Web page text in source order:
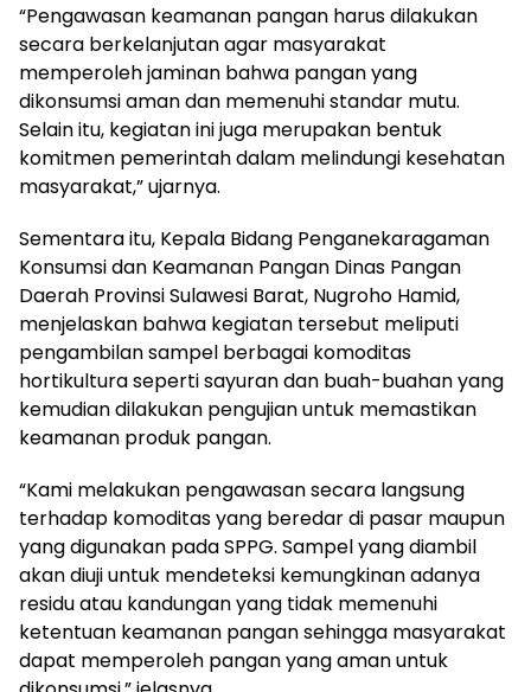
“Pengawasan keamanan pangan harus dilakukan
secara berkelanjutan agar masyarakat
memperoleh jaminan bahwa pangan yang
dikonsumsi aman dan memenuhi standar mutu.
Selain itu, kegiatan ini juga merupakan bentuk
komitmen pemerintah dalam melindungi kesehatan
masyarakat,” ujarnya.
Sementara itu, Kepala Bidang Penganekaragaman
Konsumsi dan Keamanan Pangan Dinas Pangan
Daerah Provinsi Sulawesi Barat, Nugroho Hamid,
menjelaskan bahwa kegiatan tersebut meliputi
pengambilan sampel berbagai komoditas
hortikultura seperti sayuran dan buah-buahan yang
kemudian dilakukan pengujian untuk memastikan
keamanan produk pangan.
“Kami melakukan pengawasan secara langsung
terhadap komoditas yang beredar di pasar maupun
yang digunakan pada SPPG. Sampel yang diambil
akan diuji untuk mendeteksi kemungkinan adanya
residu atau kandungan yang tidak memenuhi
ketentuan keamanan pangan sehingga masyarakat
dapat memperoleh pangan yang aman untuk